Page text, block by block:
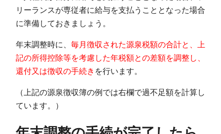
リーランスが専従者に給与を支払うこととなった場合
に準備しておきましょう。
年末調整時に、 毎月徴収された源泉税額の合計と、上
記の所得控除等を考慮した年税額との差額を調整し、
還付又は徴収の手続き を行います。
（上記の源泉徴収簿の例では右欄で過不足額を計算し
ています。）